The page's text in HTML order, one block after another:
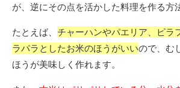
が、逆にその点を活かした料理を作る方
たとえば、 チャーハンやパエリア、ピラ
ラパラとしたお米のほうがいいので、む
ほうが美味しく作れます。